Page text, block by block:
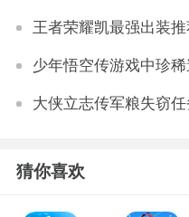
猜你喜欢